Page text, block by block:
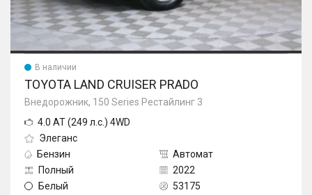
В наличии
TOYOTA LAND CRUISER PRADO
Внедорожник, 150 Series Рестайлинг 3
4.0 AT (249 л.с.) 4WD
Элеганс
Бензин
Автомат
Полный
2022
Белый
53175